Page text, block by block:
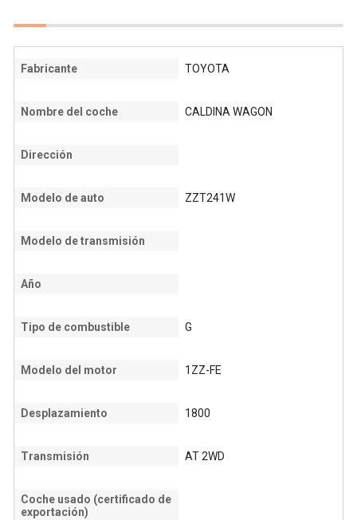
Fabricante TOYOTA
Nombre del coche CALDINA WAGON
Dirección
Modelo de auto ZZT241W
Modelo de transmisión
Año
Tipo de combustible G
Modelo del motor 1ZZ-FE
Desplazamiento 1800
Transmisión AT 2WD
Coche usado (certificado de
exportación)